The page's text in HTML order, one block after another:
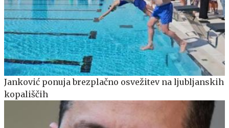
Janković ponuja brezplačno osvežitev na ljubljanskih
kopališčih